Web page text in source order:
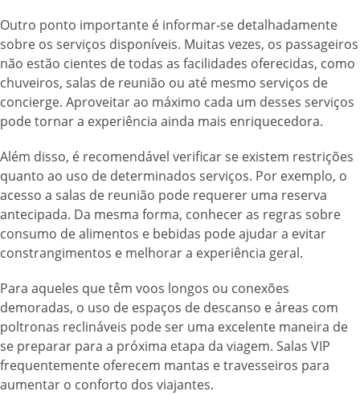
Outro ponto importante é informar-se detalhadamente
sobre os serviços disponíveis. Muitas vezes, os passageiros
não estão cientes de todas as facilidades oferecidas, como
chuveiros, salas de reunião ou até mesmo serviços de
concierge. Aproveitar ao máximo cada um desses serviços
pode tornar a experiência ainda mais enriquecedora.
Além disso, é recomendável verificar se existem restrições
quanto ao uso de determinados serviços. Por exemplo, o
acesso a salas de reunião pode requerer uma reserva
antecipada. Da mesma forma, conhecer as regras sobre
consumo de alimentos e bebidas pode ajudar a evitar
constrangimentos e melhorar a experiência geral.
Para aqueles que têm voos longos ou conexões
demoradas, o uso de espaços de descanso e áreas com
poltronas reclináveis pode ser uma excelente maneira de
se preparar para a próxima etapa da viagem. Salas VIP
frequentemente oferecem mantas e travesseiros para
aumentar o conforto dos viajantes.